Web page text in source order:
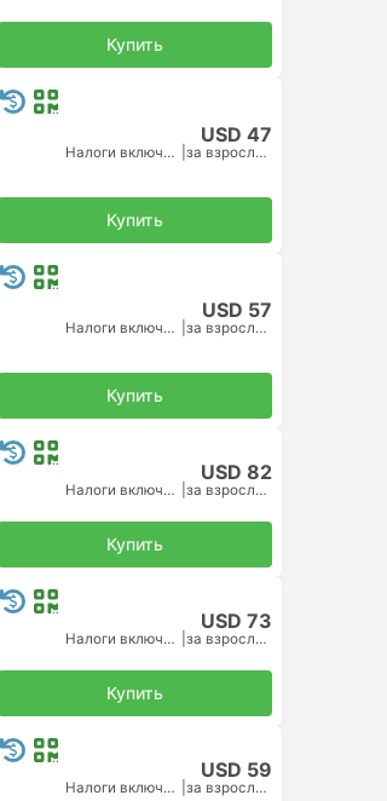
Купить
USD 47
Налоги включены | за взрослого
Купить
USD 57
Налоги включены | за взрослого
Купить
USD 82
Налоги включены | за взрослого
Купить
USD 73
Налоги включены | за взрослого
Купить
USD 59
Налоги включены | за взрослого